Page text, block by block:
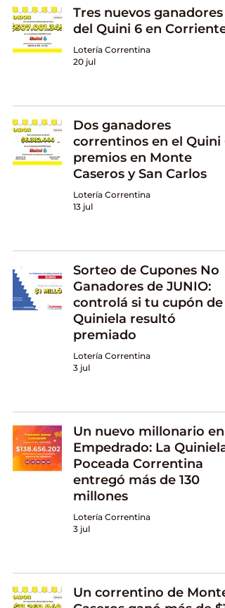
Tres nuevos ganadores
del Quini 6 en Corrientes
Lotería Correntina
20 jul
Dos ganadores
correntinos en el Quini
premios en Monte
Caseros y San Carlos
Lotería Correntina
13 jul
Sorteo de Cupones No
Ganadores de JUNIO:
controlá si tu cupón de
Quiniela resultó
premiado
Lotería Correntina
3 jul
Un nuevo millonario en
Empedrado: La Quiniela
Poceada Correntina
entregó más de 130
millones
Lotería Correntina
3 jul
Un correntino de Monte